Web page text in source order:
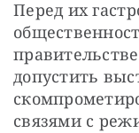
Перед их
допустить
связями с